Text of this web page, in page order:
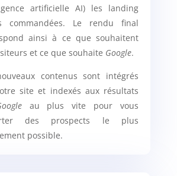
artificielle AI) les landing
commandées. Le rendu final
ainsi à ce que souhaitent
et ce que souhaite Google.
contenus sont intégrés
site et indexés aux résultats
au plus vite pour vous
des prospects le plus
possible.